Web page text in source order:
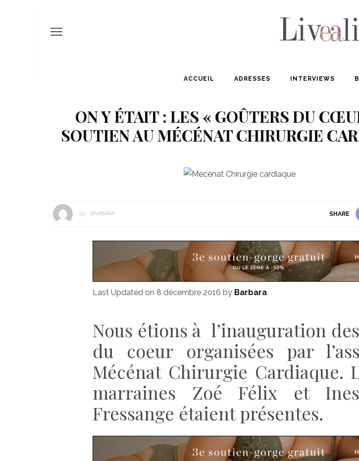
ACCUEIL ADRESSES INTERVIEWS
ON Y ÉTAIT : LES « GOÛTERS DU
SOUTIEN AU MÉCÉNAT CHIRURGIE
by : BARBARA SHARE
Last Updated on 8 décembre 2016 by Barbara
Nous étions à l’inauguration
du coeur organisées par
Mécénat Chirurgie Cardiaque.
marraines Zoé Félix et
Fressange étaient présentes.